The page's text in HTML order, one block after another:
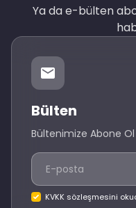
Ya da e-bülten
Bülten
Bültenimize Abone Ol
KVKK sözleşmesini